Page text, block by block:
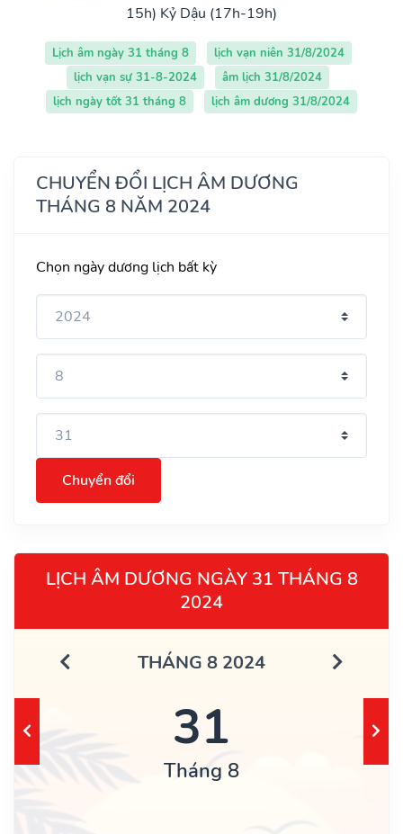
15h) Kỷ Dậu (17h-19h)
Lịch âm ngày 31 tháng 8
lịch vạn niên 31/8/2024
lịch vạn sự 31-8-2024
âm lịch 31/8/2024
lịch ngày tốt 31 tháng 8
lịch âm dương 31/8/2024
CHUYỂN ĐỔI LỊCH ÂM DƯƠNG
THÁNG 8 NĂM 2024
Chọn ngày dương lịch bất kỳ
Chuyển đổi
LỊCH ÂM DƯƠNG NGÀY 31 THÁNG 8
2024
THÁNG 8 2024
31
Tháng 8